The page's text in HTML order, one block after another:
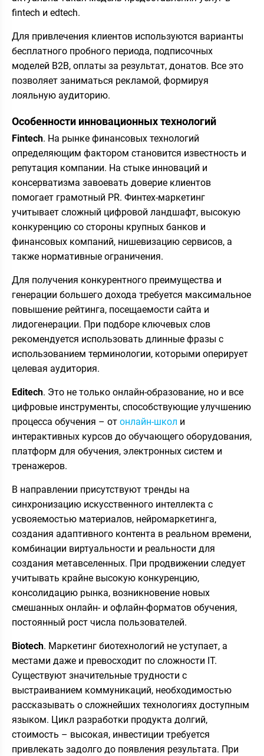
fintech и edtech.
Для привлечения клиентов используются варианты
бесплатного пробного периода, подписочных
моделей B2B, оплаты за результат, донатов. Все это
позволяет заниматься рекламой, формируя
лояльную аудиторию.
Особенности инновационных технологий
Fintech. На рынке финансовых технологий
определяющим фактором становится известность и
репутация компании. На стыке инноваций и
консерватизма завоевать доверие клиентов
помогает грамотный PR. Финтех-маркетинг
учитывает сложный цифровой ландшафт, высокую
конкуренцию со стороны крупных банков и
финансовых компаний, нишевизацию сервисов, а
также нормативные ограничения.
Для получения конкурентного преимущества и
генерации большего дохода требуется максимальное
повышение рейтинга, посещаемости сайта и
лидогенерации. При подборе ключевых слов
рекомендуется использовать длинные фразы с
использованием терминологии, которыми оперирует
целевая аудитория.
Editech. Это не только онлайн-образование, но и все
цифровые инструменты, способствующие улучшению
процесса обучения – от онлайн-школ и
интерактивных курсов до обучающего оборудования,
платформ для обучения, электронных систем и
тренажеров.
В направлении присутствуют тренды на
синхронизацию искусственного интеллекта с
усвояемостью материалов, нейромаркетинга,
создания адаптивного контента в реальном времени,
комбинации виртуальности и реальности для
создания метавселенных. При продвижении следует
учитывать крайне высокую конкуренцию,
консолидацию рынка, возникновение новых
смешанных онлайн- и офлайн-форматов обучения,
постоянный рост числа пользователей.
Biotech. Маркетинг биотехнологий не уступает, а
местами даже и превосходит по сложности IT.
Существуют значительные трудности с
выстраиванием коммуникаций, необходимостью
рассказывать о сложнейших технологиях доступным
языком. Цикл разработки продукта долгий,
стоимость – высокая, инвестиции требуется
привлекать задолго до появления результата. При